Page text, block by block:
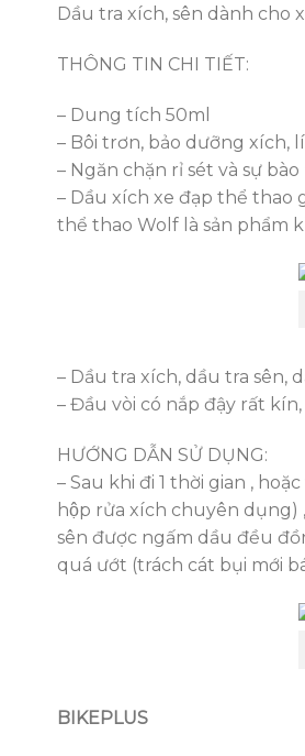
Dầu tra xích, sên dành cho
THÔNG TIN CHI TIẾT:
– Dung tích 50ml
– Bôi trơn, bảo dưỡng xích,
– Ngăn chặn rỉ sét và sự bào
– Dầu xích xe đạp thể thao
thể thao Wolf là sản phẩm
– Dầu tra xích, dầu tra sên,
– Đầu vòi có nắp đậy rất
HƯỚNG DẪN SỬ DỤNG:
– Sau khi đi 1 thời gian ,
hộp rửa xích chuyên dụng)
sên được ngấm dầu đều
quá ướt (trách cát bụi mới
BIKEPLUS